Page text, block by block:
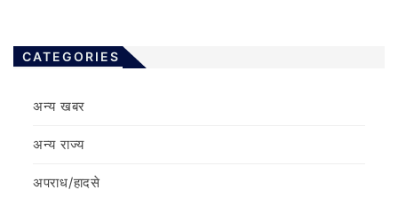
CATEGORIES
अन्य खबर
अन्य राज्य
अपराध/हादसे